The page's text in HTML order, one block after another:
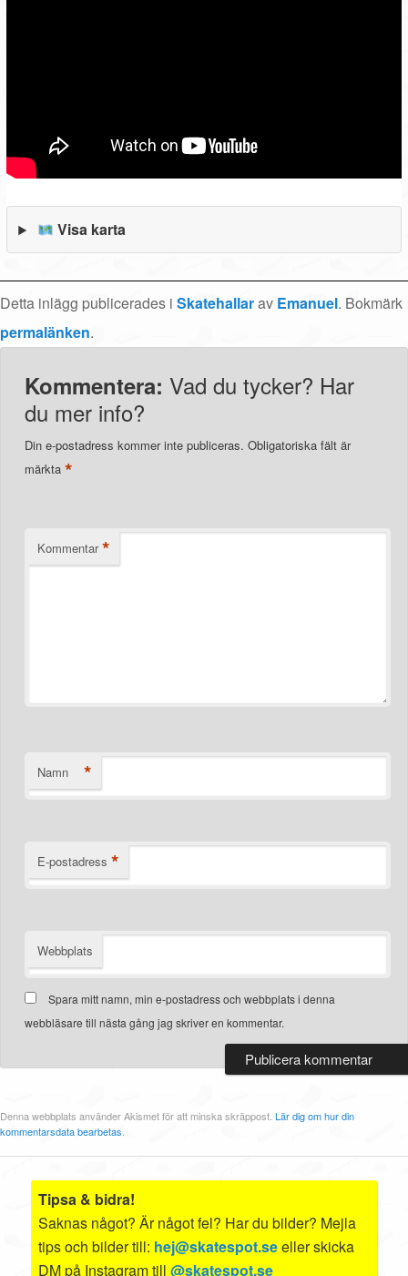
Visa karta
Detta inlägg publicerades i Skatehallarav Emanuel. Bokmärk
permalänken.
Kommentera: Vad du tycker? Har
du mer info?
Din e-postadress kommer inte publiceras. Obligatoriska fält är
märkta *
Kommentar *
Namn *
E-postadress *
Webbplats
Spara mitt namn, min e-postadress och webbplats i denna
webbläsare till nästa gång jag skriver en kommentar.
Denna webbplats använder Akismet för att minska skräppost. Lär dig om hur din
kommentarsdata bearbetas.
Tipsa & bidra!
Saknas något? Är något fel? Har du bilder? Mejla
tips och bilder till: hej@skatespot.seeller skicka
DM på Instagram till@skatespot.se